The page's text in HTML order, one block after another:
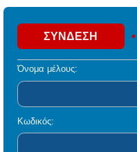
ΣΎΝΔΕΣΗ •
Όνομα μέλους:
Κωδικός: